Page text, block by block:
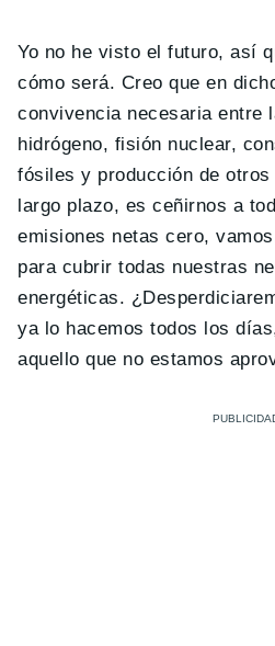
Yo no he visto el futuro, así
cómo será. Creo que en
convivencia necesaria entre
hidrógeno, fisión nuclear,
fósiles y producción de
largo plazo, es ceñirnos a
emisiones netas cero,
para cubrir todas nuestras
energéticas.
ya lo hacemos todos los
aquello que no estamos